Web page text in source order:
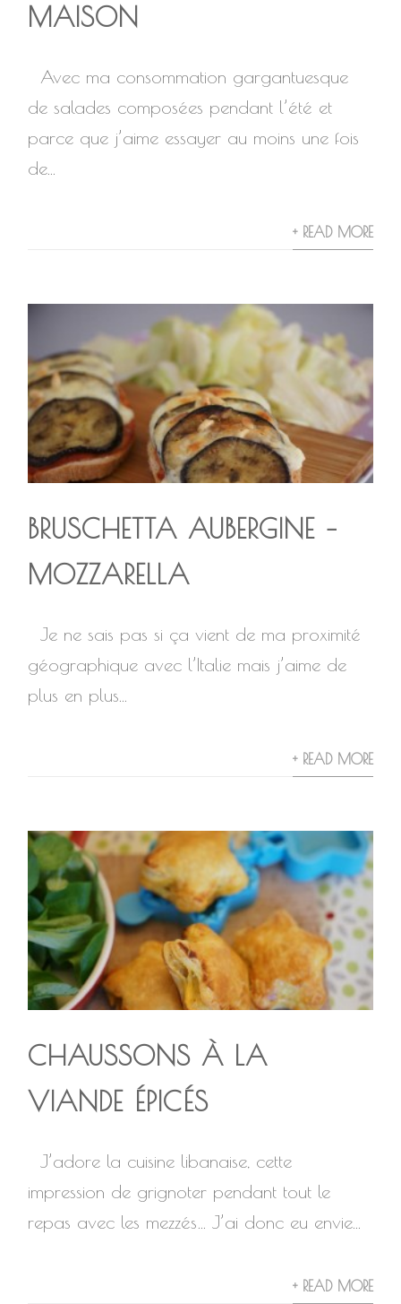
MAISON
Avec ma consommation gargantuesque
de salades composées pendant l’été et
parce que j’aime essayer au moins une fois
de...
+ READ MORE
BRUSCHETTA AUBERGINE –
MOZZARELLA
Je ne sais pas si ça vient de ma proximité
géographique avec l’Italie mais j’aime de
plus en plus...
+ READ MORE
CHAUSSONS À LA
VIANDE ÉPICÉS
J’adore la cuisine libanaise, cette
impression de grignoter pendant tout le
repas avec les mezzés… J’ai donc eu envie...
+ READ MORE